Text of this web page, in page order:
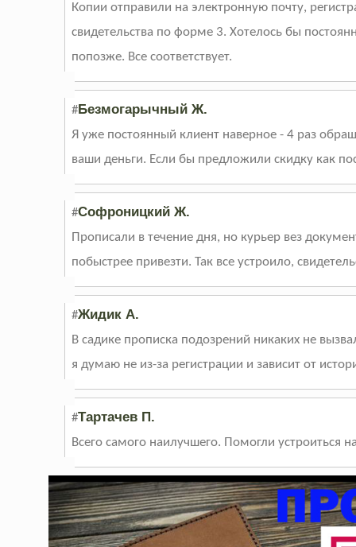
Копии отправили на электронную почту,
свидетельства по форме 3. Хотелось бы
попозже. Все соответствует.
#Безмогарычный Ж.
Я уже постоянный клиент наверное - 4 раз
ваши деньги. Если бы предложили скидку как
#Софроницкий Ж.
Прописали в течение дня, но курьер вез
побыстрее привезти. Так все устроило,
#Жидик А.
В садике прописка подозрений никаких не
я думаю не из-за регистрации и зависит от
#Тартачев П.
Всего самого наилучшего. Помогли устроиться